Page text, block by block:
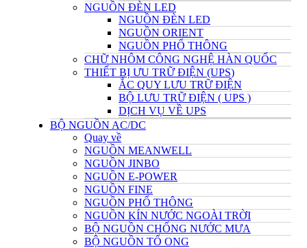
NGUỒN ĐÈN LED
NGUỒN ĐÈN LED
NGUỒN ORIENT
NGUỒN PHỔ THÔNG
CHỮ NHÔM CÔNG NGHỆ HÀN QUỐC
THIẾT BỊ ƯU TRỮ ĐIỆN (UPS)
ẮC QUY LƯU TRỮ ĐIỆN
BỘ LƯU TRỮ ĐIỆN ( UPS )
DỊCH VỤ VỀ UPS
BỘ NGUỒN AC/DC
Quay về
NGUỒN MEANWELL
NGUỒN JINBO
NGUỒN E-POWER
NGUỒN FINE
NGUỒN PHỔ THÔNG
NGUỒN KÍN NƯỚC NGOÀI TRỜI
BỘ NGUỒN CHỐNG NƯỚC MƯA
BỘ NGUỒN TỔ ONG